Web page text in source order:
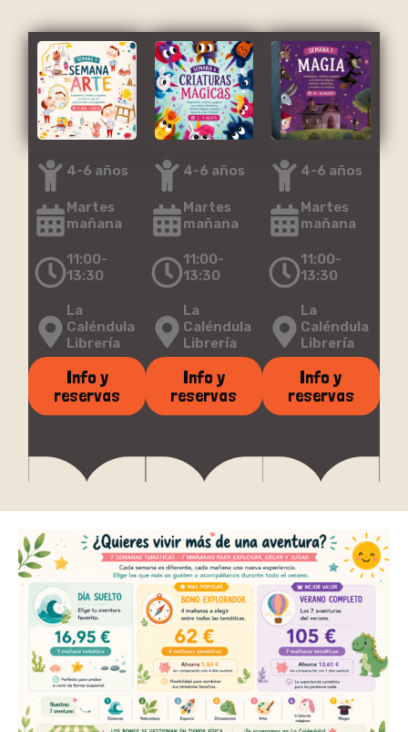
4-6 años
Martes
mañana
11:00-
13:30
La
Caléndula
Librería
Info y
reservas
4-6 años
Martes
mañana
11:00-
13:30
La
Caléndula
Librería
Info y
reservas
4-6 años
Martes
mañana
11:00-
13:30
La
Caléndula
Librería
Info y
reservas